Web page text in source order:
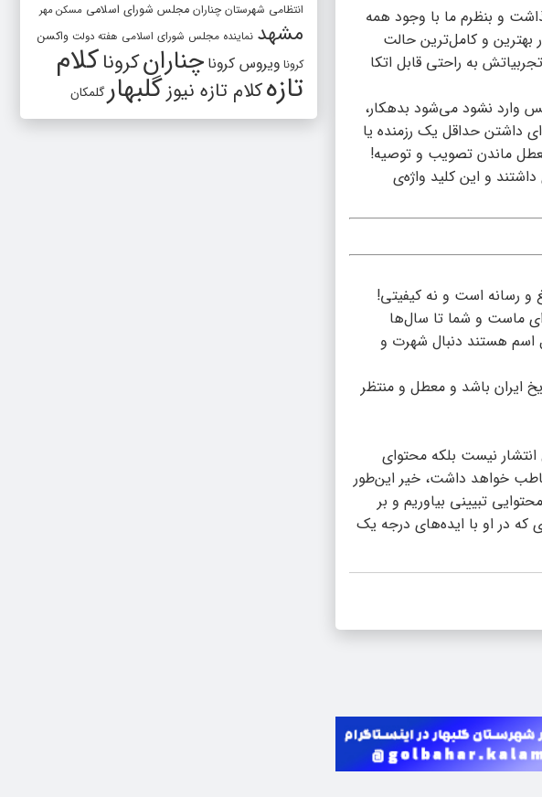
و بنظرم ما با وجود همه
بهترین و کامل‌ترین حالت
به راحتی قابل اتکا
وارد نشود می‌شود بدهکار،
داشتن حداقل یک رزمنده یا
ماندن تصویب و توصیه!
و این کلید واژه‌ی
و رسانه است و نه کیفیتی!
ماست و شما تا سال‌ها
اسم هستند دنبال شهرت و
ایران باشد و معطل و منتظر
نیست بلکه محتوای
خواهد داشت، خیر این‌طور
تبیینی بیاوریم و بر
که در او با ایده‌های درجه یک
انتظامی شهرستان چناران مجلس شورای اسلامی مسکن مهر
مشهد نماینده مجلس شورای اسلامی هفته دولت واکسن
کرونا ویروس کرونا چنارانکروناکلام
تازهکلام تازه نیوزگلبهارگلمکان